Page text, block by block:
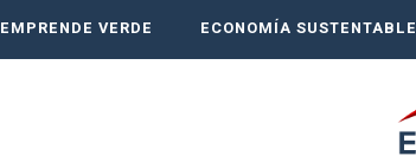
EMPRENDE VERDE ECONOMÍA SUSTENTABLE